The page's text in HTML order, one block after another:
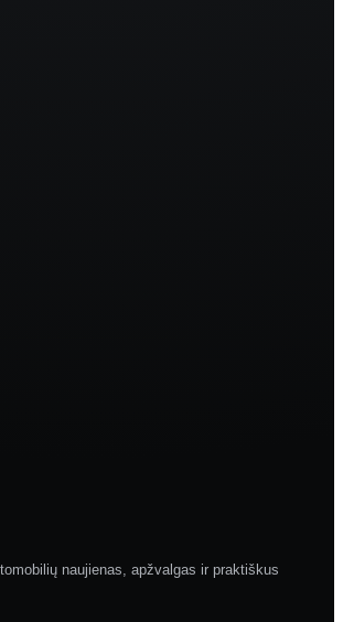
naujienas, apžvalgas ir praktiškus